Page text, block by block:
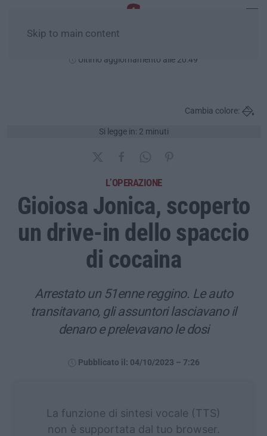
Skip to main content
Ultimo aggiornamento alle 20:49
Si legge in: 2 minuti
Cambia colore:
L’OPERAZIONE
Gioiosa Jonica, scoperto
un drive-in dello spaccio
di cocaina
Arrestato un 51enne reggino. Le auto
transitavano, gli assuntori lasciavano il
denaro e prelevavano le dosi
Pubblicato il: 04/10/2023 – 7:26
La funzione di sintesi vocale (TTS)
non è supportata dal tuo browser.